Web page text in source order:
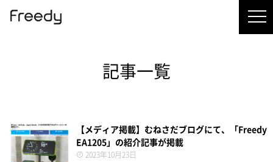
記事一覧
【メディア掲載】むねさだブログにて、「Freedy
EA1205」の紹介記事が掲載
2023年10月23日